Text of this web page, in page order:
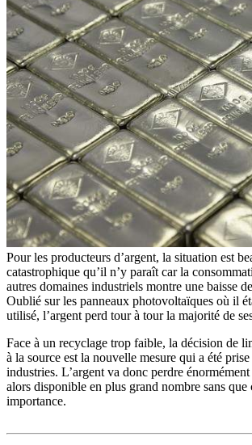
Pour les producteurs d’argent, la situation est
catastrophique qu’il n’y paraît car la
autres domaines industriels montre une baisse
Oublié sur les panneaux photovoltaïques où il
utilisé, l’argent perd tour à tour la majorité de
Face à un recyclage trop faible, la décision de
à la source est la nouvelle mesure qui a été
industries. L’argent va donc perdre
alors disponible en plus grand nombre sans que
importance.